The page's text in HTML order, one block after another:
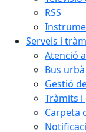
RSS
Serveis i
Atenció
Bus urbà
Gestió
Tràmits
Carpeta